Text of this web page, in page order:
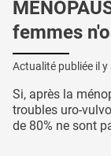
femmes
Actualité publiée il y
Si, après la
troubles uro-
de 80% ne sont